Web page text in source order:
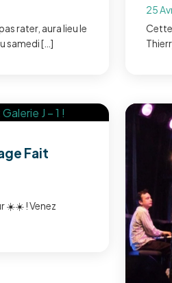
rater, aura lieu le
samedi […]
25
Cette
Fait
☀️☀️ ! Venez